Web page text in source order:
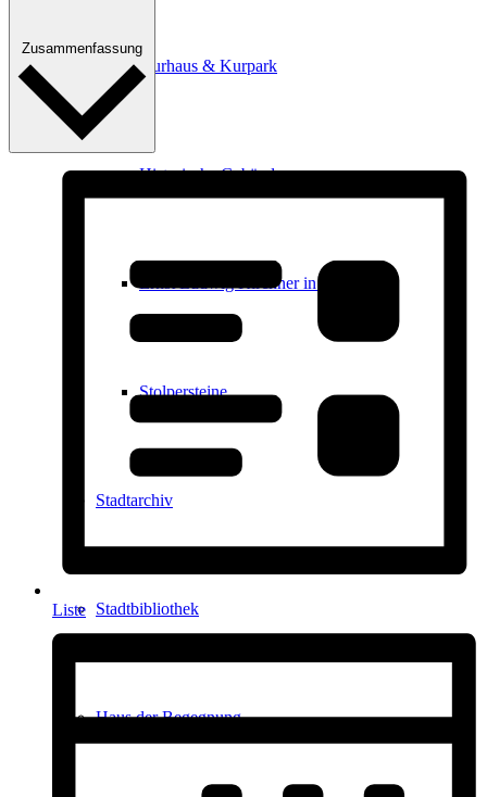
Kurhaus & Kurpark
Historische Gebäude
Ernst Ludwig Kirchner in Königstein
Stolpersteine
Stadtarchiv
Stadtbibliothek
Haus der Begegnung
Zusammenfassung
Liste